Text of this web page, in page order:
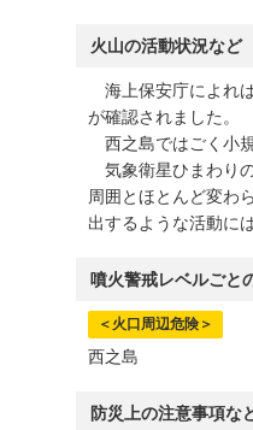
火山の活動状況など
海上保安庁によれ
が確認されました。
西之島ではごく小
気象衛星ひまわり
周囲とほとんど変わ
出するような活動に
噴火警戒レベルごと
＜火口周辺危険＞
西之島
防災上の注意事項な